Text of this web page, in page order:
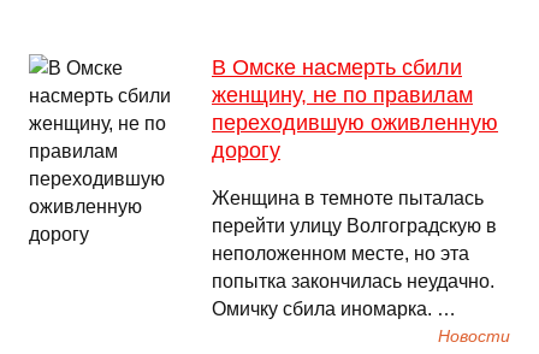
В Омске насмерть сбили
женщину, не по правилам
переходившую оживленную
дорогу
Женщина в темноте пыталась
перейти улицу Волгоградскую в
неположенном месте, но эта
попытка закончилась неудачно.
Омичку сбила иномарка. …
Новости